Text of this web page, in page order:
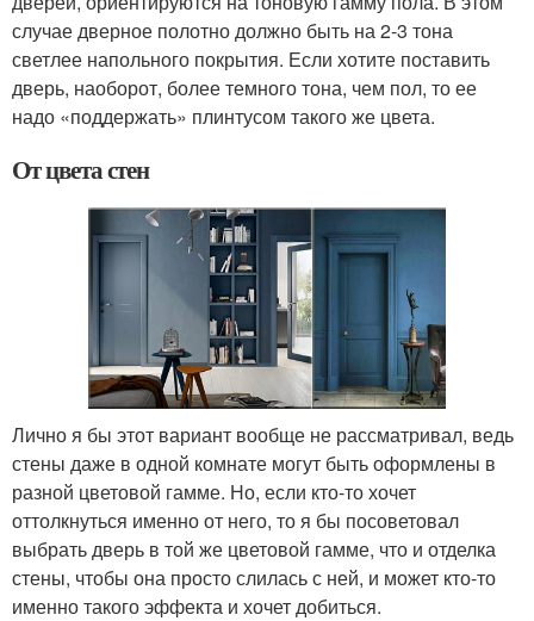
случае дверное полотно должно быть на 2-3 тона
светлее напольного покрытия. Если хотите поставить
дверь, наоборот, более темного тона, чем пол, то ее
надо «поддержать» плинтусом такого же цвета.
От цвета стен
Лично я бы этот вариант вообще не рассматривал, ведь
стены даже в одной комнате могут быть оформлены в
разной цветовой гамме. Но, если кто-то хочет
оттолкнуться именно от него, то я бы посоветовал
выбрать дверь в той же цветовой гамме, что и отделка
стены, чтобы она просто слилась с ней, и может кто-то
именно такого эффекта и хочет добиться.